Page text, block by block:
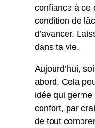
confiance à ce
condition de
d’avancer.
dans ta vie.
Aujourd’hui,
abord. Cela
idée qui
confort, par
de tout